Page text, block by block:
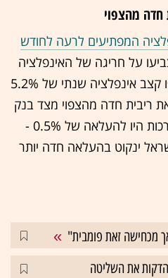
חדה מהצפוי
המפתיעים לרעה לחודש
על חריגה של האינפלציה
מתחום היעד ב-2.2% ושיקפו קצב אינפלציה שנתי של 5.2%
ריבית חדה מהצפוי מצד בנק
ישראל בשבוע הבא. אם הערכות היו להעלאה של 0.5% -
ינקוט בהעלאה חדה יותר
מכחישה זאת פומבית"
את השליטה